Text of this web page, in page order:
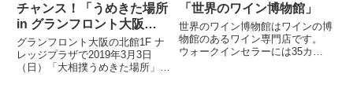
チャンス！「うめきた場所
in グランフロント大阪
2019」が3月3日に開催
グランフロント大阪の北館1F ナ
レッジプラザで2019年3月3日
（日）「大相撲うめきた場所」が
「世界のワイン博物館」
世界のワイン博物館はワインの博
物館のあるワイン専門店です。
ウォークインセラーには35カ国